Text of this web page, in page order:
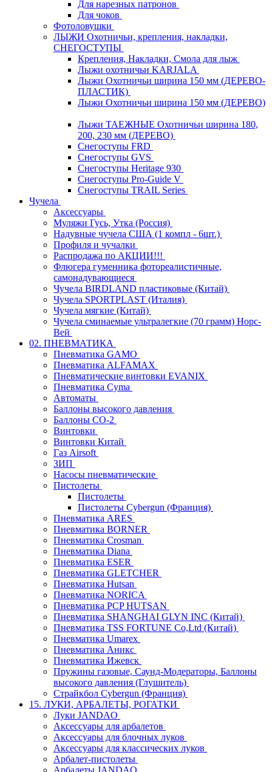
Для нарезных патронов
Для чоков
Фотоловушки
ЛЫЖИ Охотничьи, крепления, накладки,
СНЕГОСТУПЫ
Крепления, Накладки, Смола для лыж
Лыжи охотничьи KARJALA
Лыжи Охотничьи ширина 150 мм (ДЕРЕВО-
ПЛАСТИК)
Лыжи Охотничьи ширина 150 мм (ДЕРЕВО)
Лыжи ТАЕЖНЫЕ Охотничьи ширина 180,
200, 230 мм (ДЕРЕВО)
Снегоступы FRD
Снегоступы GVS
Снегоступы Heritage 930
Снегоступы Pro-Guide V
Снегоступы TRAIL Series
Чучела
Аксессуары
Муляжи Гусь, Утка (Россия)
Надувные чучела США (1 компл - 6шт.)
Профиля и чучалки
Распродажа по АКЦИИ!!!
Флюгера гуменника фотореалистичные,
самонадувающиеся
Чучела BIRDLAND пластиковые (Китай)
Чучела SPORTPLAST (Италия)
Чучела мягкие (Китай)
Чучела сминаемые ультралегкие (70 грамм) Норс-
Вей
02. ПНЕВМАТИКА
Пневматика GAMO
Пневматика ALFAMAX
Пневматические винтовки EVANIX
Пневматика Cyma
Автоматы
Баллоны высокого давления
Баллоны СО-2
Винтовки
Винтовки Китай
Газ Airsoft
ЗИП
Насосы пневматические
Пистолеты
Пистолеты
Пистолеты Cybergun (Франция)
Пневматика ARES
Пневматика BORNER
Пневматика Crosman
Пневматика Diana
Пневматика ESER
Пневматика GLETCHER
Пневматика Hutsan
Пневматика NORICA
Пневматика PCP HUTSAN
Пневматика SHANGHAI GLYN INC (Китай)
Пневматика TSS FORTUNE Co,Ltd (Китай)
Пневматика Umarex
Пневматика Аникс
Пневматика Ижевск
Пружины газовые, Саунд-Модераторы, Баллоны
высокого давления (Глушитель)
Страйкбол Cybergun (Франция)
15. ЛУКИ, АРБАЛЕТЫ, РОГАТКИ
Луки JANDAO
Аксессуары для арбалетов
Аксессуары для блочных луков
Аксессуары для классических луков
Арбалет-пистолеты
Арбалеты JANDAO